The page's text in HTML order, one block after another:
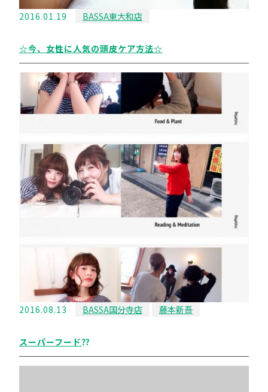
2016.01.19 BASSA東大和店
☆今、女性に人気の頭皮ケア方法☆
2016.08.13 BASSA国分寺店 藤本新吾
スーパーフード⁇